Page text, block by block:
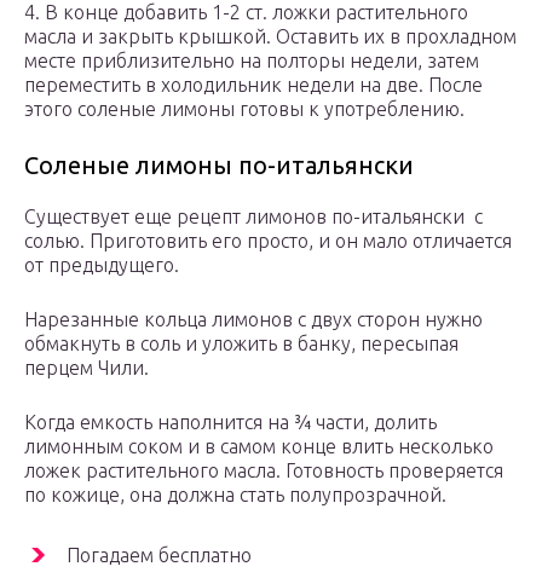
4. В конце добавить 1-2 ст. ложки растительного
масла и закрыть крышкой. Оставить их в прохладном
месте приблизительно на полторы недели, затем
переместить в холодильник недели на две. После
этого соленые лимоны готовы к употреблению.
Соленые лимоны по-итальянски
Существует еще рецепт лимонов по-итальянски с
солью. Приготовить его просто, и он мало отличается
от предыдущего.
Нарезанные кольца лимонов с двух сторон нужно
обмакнуть в соль и уложить в банку, пересыпая
перцем Чили.
Когда емкость наполнится на ¾ части, долить
лимонным соком и в самом конце влить несколько
ложек растительного масла. Готовность проверяется
по кожице, она должна стать полупрозрачной.
Погадаем бесплатно